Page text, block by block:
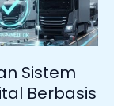
Sistem
Berbasis